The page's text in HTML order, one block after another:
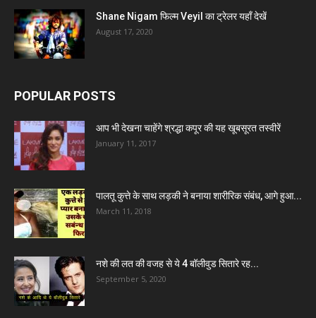
Shane Nigam फिल्म Veyil का ट्रेलर यहाँ देखें
August 17, 2020
POPULAR POSTS
आप भी देखना चाहेंगे श्रद्धा कपूर की यह खूबसूरत तस्वीरें
January 11, 2017
पालतू कुत्ते के साथ लड़की ने बनाया शारीरिक संबंध, आगे हुआ...
March 11, 2018
नशे की लत की वजह से ये 4 बॉलीवुड सितारे रह...
September 5, 2020